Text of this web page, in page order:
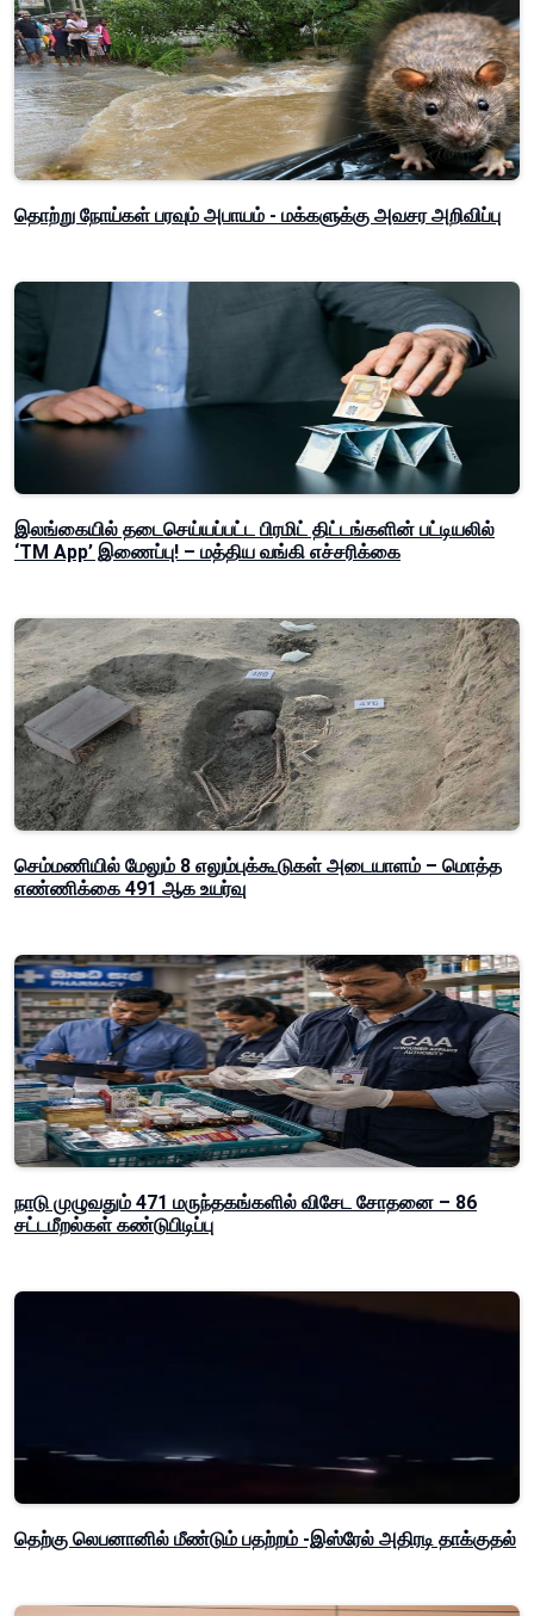
தொற்று நோய்கள் பரவும் அபாயம் - மக்களுக்கு அவசர அறிவிப்பு
இலங்கையில் தடைசெய்யப்பட்ட பிரமிட் திட்டங்களின் பட்டியலில்
‘TM App’ இணைப்பு! – மத்திய வங்கி எச்சரிக்கை
செம்மணியில் மேலும் 8 எலும்புக்கூடுகள் அடையாளம் – மொத்த
எண்ணிக்கை 491 ஆக உயர்வு
நாடு முழுவதும் 471 மருந்தகங்களில் விசேட சோதனை – 86
சட்டமீறல்கள் கண்டுபிடிப்பு
தெற்கு லெபனானில் மீண்டும் பதற்றம் -இஸ்ரேல் அதிரடி தாக்குதல்